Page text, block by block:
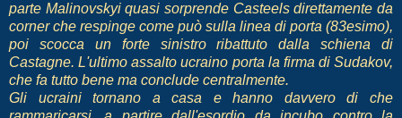
parte Malinovskyi quasi sorprende Casteels direttamente da
corner che respinge come può sulla linea di porta (83esimo),
poi scocca un forte sinistro ribattuto dalla schiena di
Castagne. L'ultimo assalto ucraino porta la firma di Sudakov,
che fa tutto bene ma conclude centralmente.
Gli ucraini tornano a casa e hanno davvero di che